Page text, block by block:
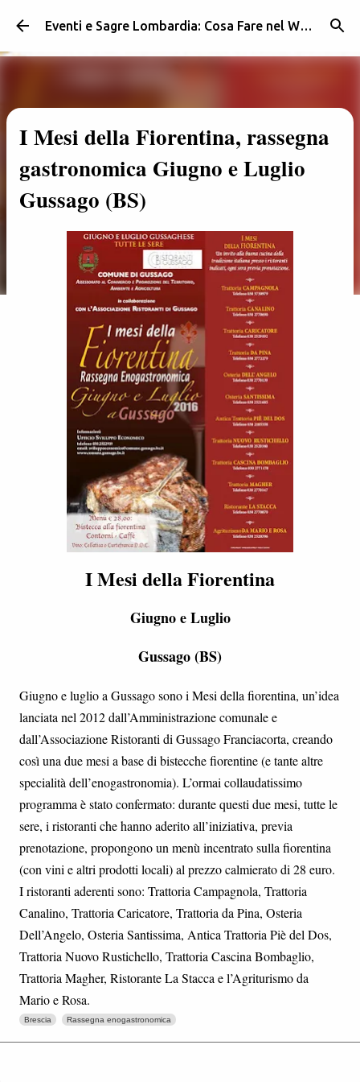
Passa ai contenuti principali Eventi e Sagre Lombardia: Cosa Fare nel Weekend | Weekendidea
I Mesi della Fiorentina, rassegna
gastronomica Giugno e Luglio
Gussago (BS)
I Mesi della Fiorentina
Giugno e Luglio
Gussago (BS)
Giugno e luglio a Gussago sono i Mesi della fiorentina, un’idea
lanciata nel 2012 dall’Amministrazione comunale e
dall’Associazione Ristoranti di Gussago Franciacorta, creando
così una due mesi a base di bistecche fiorentine (e tante altre
specialità dell’enogastronomia). L’ormai collaudatissimo
programma è stato confermato: durante questi due mesi, tutte le
sere, i ristoranti che hanno aderito all’iniziativa, previa
prenotazione, propongono un menù incentrato sulla fiorentina
(con vini e altri prodotti locali) al prezzo calmierato di 28 euro.
I ristoranti aderenti sono: Trattoria Campagnola, Trattoria
Canalino, Trattoria Caricatore, Trattoria da Pina, Osteria
Dell’Angelo, Osteria Santissima, Antica Trattoria Piè del Dos,
Trattoria Nuovo Rustichello, Trattoria Cascina Bombaglio,
Trattoria Magher, Ristorante La Stacca e l’Agriturismo da
Mario e Rosa.
Brescia Rassegna enogastronomica